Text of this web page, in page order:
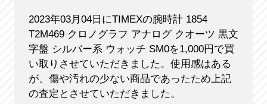
2023年03月04日にTIMEXの腕時計 1854
T2M469 クロノグラフ アナログ クオーツ 黒文
字盤 シルバー系 ウォッチ SM0を1,000円で買
い取りさせていただきました。使用感はある
が、傷や汚れの少ない商品であったため上記
の査定とさせていただきました。